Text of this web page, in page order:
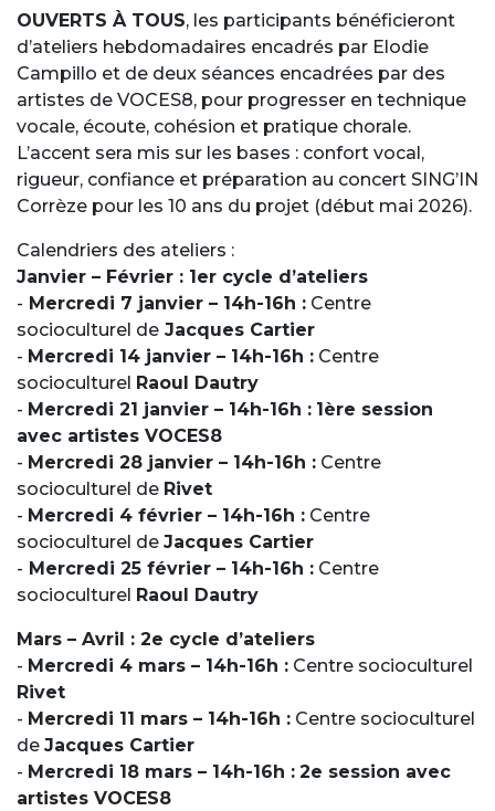
OUVERTS À TOUS, les participants bénéficieront
d’ateliers hebdomadaires encadrés par Elodie
Campillo et de deux séances encadrées par des
artistes de VOCES8, pour progresser en technique
vocale, écoute, cohésion et pratique chorale.
L’accent sera mis sur les bases : confort vocal,
rigueur, confiance et préparation au concert SING’IN
Corrèze pour les 10 ans du projet (début mai 2026).
Calendriers des ateliers :
Janvier – Février : 1er cycle d’ateliers
- Mercredi 7 janvier – 14h-16h : Centre
socioculturel de Jacques Cartier
- Mercredi 14 janvier – 14h-16h : Centre
socioculturel Raoul Dautry
- Mercredi 21 janvier – 14h-16h : 1ère session
avec artistes VOCES8
- Mercredi 28 janvier – 14h-16h : Centre
socioculturel de Rivet
- Mercredi 4 février – 14h-16h : Centre
socioculturel de Jacques Cartier
- Mercredi 25 février – 14h-16h : Centre
socioculturel Raoul Dautry
Mars – Avril : 2e cycle d’ateliers
- Mercredi 4 mars – 14h-16h : Centre socioculturel
Rivet
- Mercredi 11 mars – 14h-16h : Centre socioculturel
de Jacques Cartier
- Mercredi 18 mars – 14h-16h : 2e session avec
artistes VOCES8